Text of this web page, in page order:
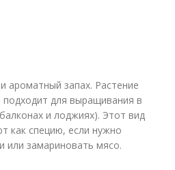
ароматный запах. Растение
для выращивания в
и лоджиях). Этот вид
как специю, если нужно
или замариновать мясо.